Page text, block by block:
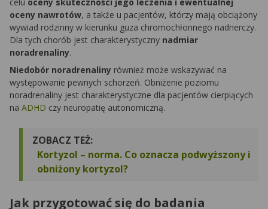
celu oceny skuteczności jego leczenia i ewentualnej
oceny nawrotów, a także u pacjentów, którzy mają obciążony
wywiad rodzinny w kierunku guza chromochłonnego nadnerczy.
Dla tych chorób jest charakterystyczny nadmiar
noradrenaliny.
Niedobór noradrenaliny również może wskazywać na
występowanie pewnych schorzeń. Obniżenie poziomu
noradrenaliny jest charakterystyczne dla pacjentów cierpiących
na ADHD czy neuropatię autonomiczną.
ZOBACZ TEŻ:
Kortyzol – norma. Co oznacza podwyższony i
obniżony kortyzol?
Jak przygotować się do badania